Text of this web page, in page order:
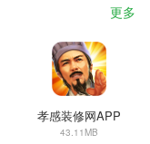
更多
孝感装修网APP
43.11MB